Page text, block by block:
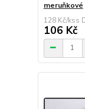
meruňkové
128 Kč/ks
106 Kč